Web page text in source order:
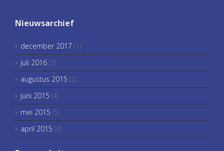
Nieuwsarchief
december 2017 (1)
juli 2016 (3)
augustus 2015 (2)
juni 2015 (4)
mei 2015 (5)
april 2015 (4)